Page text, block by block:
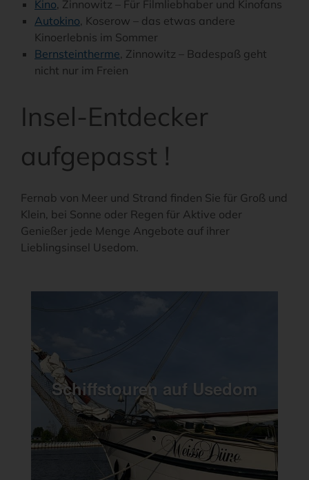
Kino, Zinnowitz – Für Filmliebhaber und Kinofans
Autokino, Koserow – das etwas andere
Kinoerlebnis im Sommer
Bernsteintherme, Zinnowitz – Badespaß geht
nicht nur im Freien
Insel-Entdecker
aufgepasst !
Fernab von Meer und Strand finden Sie für Groß und
Klein, bei Sonne oder Regen für Aktive oder
Genießer jede Menge Angebote auf ihrer
Lieblingsinsel Usedom.